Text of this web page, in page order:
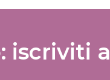
iscriviti